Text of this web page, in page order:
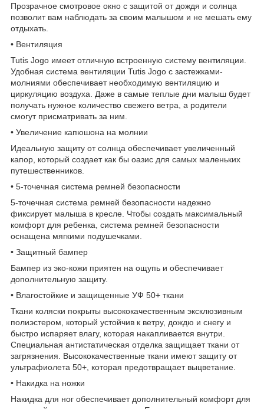
Прозрачное смотровое окно с защитой от дождя и солнца
позволит вам наблюдать за своим малышом и не мешать ему
отдыхать.
• Вентиляция
Tutis Jogo имеет отличную встроенную систему вентиляции.
Удобная система вентиляции Tutis Jogo с застежками-
молниями обеспечивает необходимую вентиляцию и
циркуляцию воздуха. Даже в самые теплые дни малыш будет
получать нужное количество свежего ветра, а родители
смогут присматривать за ним.
• Увеличение капюшона на молнии
Идеальную защиту от солнца обеспечивает увеличенный
капор, который создает как бы оазис для самых маленьких
путешественников.
• 5-точечная система ремней безопасности
5-точечная система ремней безопасности надежно
фиксирует малыша в кресле. Чтобы создать максимальный
комфорт для ребенка, система ремней безопасности
оснащена мягкими подушечками.
• Защитный бампер
Бампер из эко-кожи приятен на ощупь и обеспечивает
дополнительную защиту.
• Влагостойкие и защищенные УФ 50+ ткани
Ткани коляски покрыты высококачественным эксклюзивным
полиэстером, который устойчив к ветру, дождю и снегу и
быстро испаряет влагу, которая накапливается внутри.
Специальная антистатическая отделка защищает ткани от
загрязнения. Высококачественные ткани имеют защиту от
ультрафиолета 50+, которая предотвращает выцветание.
• Накидка на ножки
Накидка для ног обеспечивает дополнительный комфорт для